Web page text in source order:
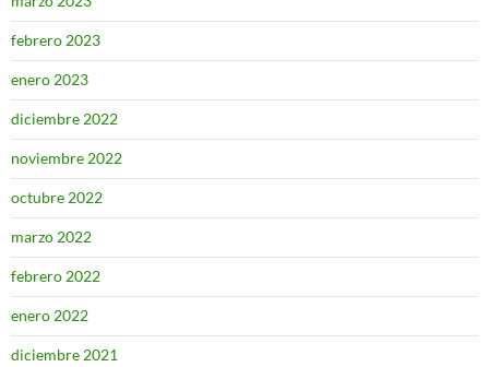
febrero 2023
enero 2023
diciembre 2022
noviembre 2022
octubre 2022
marzo 2022
febrero 2022
enero 2022
diciembre 2021